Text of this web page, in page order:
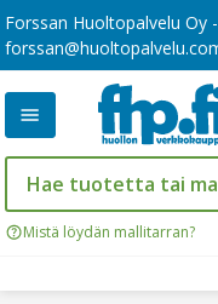
Forssan Huoltopalvelu Oy
Mistä löydän mallitarran?